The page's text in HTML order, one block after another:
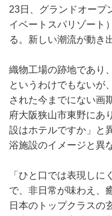
23日、グランドオープ
イベートスパリゾート
る。新しい潮流が動き
織物工場の跡地であり
というわけでもないが
された今までにない画
府大阪狭山市東野にあ
設はホテルですか」と
浴施設のイメージと異
「ひと口では表現し
で、非日常が味わえ、
日本のトップクラスの